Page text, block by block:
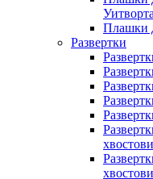
Уитворта
Плашки
Развертки